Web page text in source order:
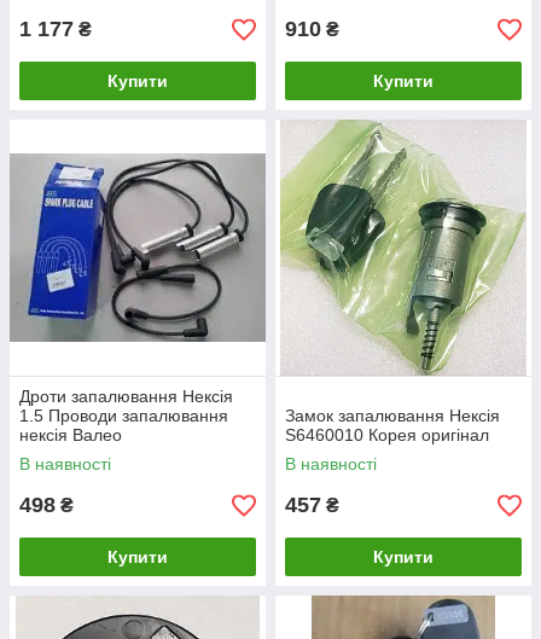
1 177 ₴
Купити
910 ₴
Купити
Дроти запалювання Нексія
1.5 Проводи запалювання
нексія Валео
В наявності
498 ₴
Купити
Замок запалювання Нексія
S6460010 Корея оригінал
В наявності
457 ₴
Купити